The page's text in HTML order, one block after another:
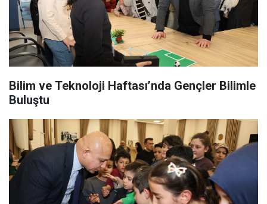
Bilim ve Teknoloji Haftası’nda Gençler Bilimle
Buluştu